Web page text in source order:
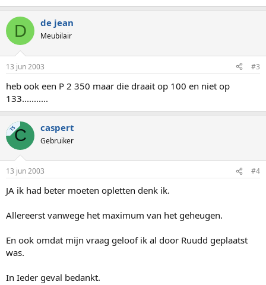
D de jean
Meubilair
13 jun 2003 #3
heb ook een P 2 350 maar die draait op 100 en niet op
133...........
TSC caspert
Gebruiker
13 jun 2003 #4
JA ik had beter moeten opletten denk ik.
Allereerst vanwege het maximum van het geheugen.
En ook omdat mijn vraag geloof ik al door Ruudd geplaatst
was.
In Ieder geval bedankt.